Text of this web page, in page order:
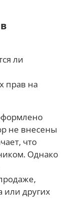
ли
прав на
не внесены
что
Однако
или других